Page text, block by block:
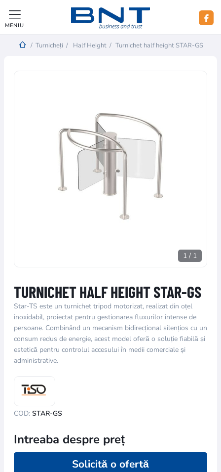
MENIU
/ Turnicheți / Half Height / Turnichet half height STAR-GS
1 / 1
TURNICHET HALF HEIGHT STAR-GS
Star-TS este un turnichet tripod motorizat, realizat din oțel
inoxidabil, proiectat pentru gestionarea fluxurilor intense de
persoane. Combinând un mecanism bidirecțional silențios cu un
consum redus de energie, acest model oferă o soluție fiabilă și
estetică pentru controlul accesului în medii comerciale și
administrative.
COD: STAR-GS
Intreaba despre preț
Solicită o ofertă